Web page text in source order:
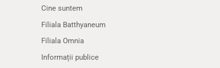
Cine suntem
Filiala Batthyaneum
Filiala Omnia
Informații publice